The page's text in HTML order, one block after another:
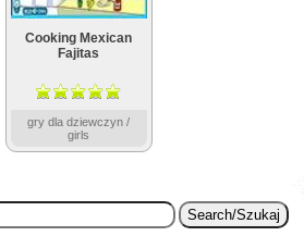
Cooking Mexican
Fajitas
gry dla dziewczyn /
girls